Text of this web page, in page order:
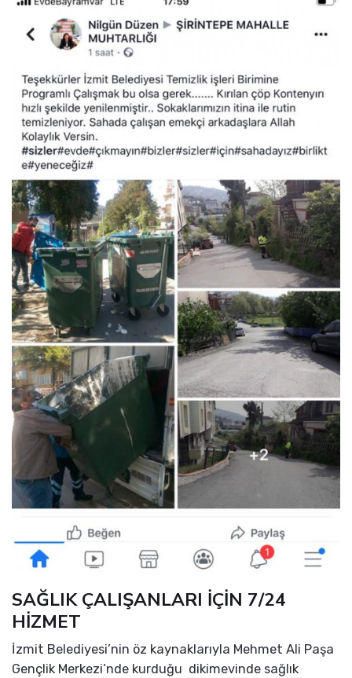
SAĞLIK ÇALIŞANLARI İÇİN 7/24
HİZMET
İzmit Belediyesi’nin öz kaynaklarıyla Mehmet Ali Paşa
Gençlik Merkezi’nde kurduğu dikimevinde sağlık